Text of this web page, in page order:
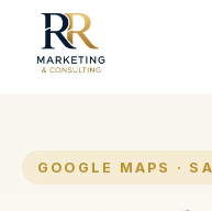
Industrias
GOOGLE MAPS ·